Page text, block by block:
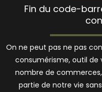
Fin du code-
On ne peut pas ne pas
consumérisme, outil
nombre de
partie de notre vie